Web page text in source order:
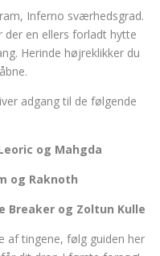
Inferno sværhedsgrad.
en ellers forladt hytte
Herinde højreklikker du
adgang til de følgende
og Mahgda
Raknoth
Breaker og Zoltun Kulle
af tingene, følg guiden her